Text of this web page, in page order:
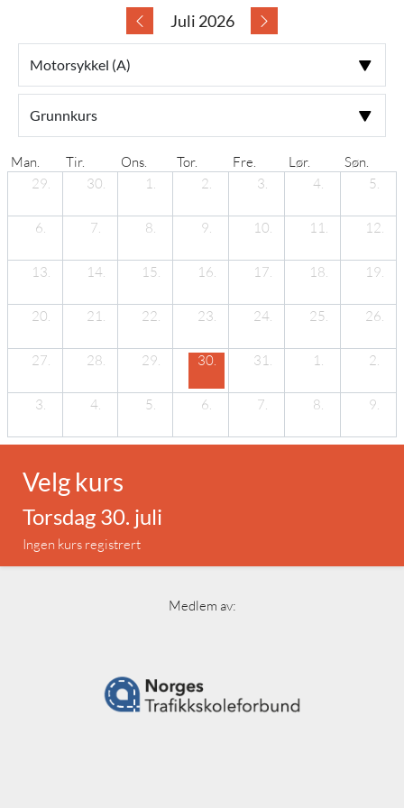
Juli 2026
Man. Tir. Ons. Tor. Fre. Lør.
Søn.
29.
30. 1. 2. 3. 4. 5.
6. 7. 8. 9. 10. 11. 12.
13. 14. 15. 16. 17. 18. 19.
20. 21. 22. 23. 24. 25. 26.
27. 28. 29. 30. 31. 1. 2.
3. 4. 5. 6. 7. 8. 9.
Velg kurs
Torsdag 30. juli
Ingen kurs registrert
Medlem av: